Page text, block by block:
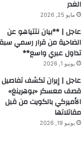
الغدر
مايو 25, 2026
عاجل | **بيان نتتياهو عن
الضاحية من قرار رسمي
تداول عبري واسع**
يونيو 1, 2026
عاجل | إيران تكشف تفاصيل
قصف معسكر «بوهرينغ»
الأميركي بالكويت من قبل
مقاتلاتها
يونيو 19, 2026